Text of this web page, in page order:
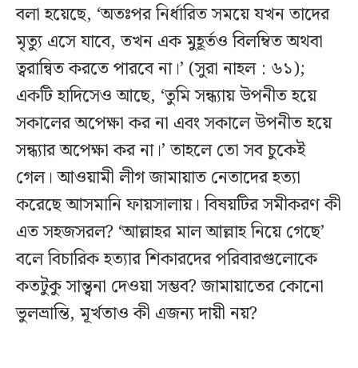
বলা হয়েছে, ‘অতঃপর নির্ধারিত সময়ে যখন তাদের
মৃত্যু এসে যাবে, তখন এক মুহূর্তও বিলম্বিত অথবা
ত্বরান্বিত করতে পারবে না।’ (সুরা নাহল : ৬১);
একটি হাদিসেও আছে, ‘তুমি সন্ধ্যায় উপনীত হয়ে
সকালের অপেক্ষা কর না এবং সকালে উপনীত হয়ে
সন্ধ্যার অপেক্ষা কর না।’ তাহলে তো সব চুকেই
গেল। আওয়ামী লীগ জামায়াত নেতাদের হত্যা
করেছে আসমানি ফায়সালায়। বিষয়টির সমীকরণ কী
এত সহজসরল? ‘আল্লাহর মাল আল্লাহ নিয়ে গেছে’
বলে বিচারিক হত্যার শিকারদের পরিবারগুলোকে
কতটুকু সান্ত্বনা দেওয়া সম্ভব? জামায়াতের কোনো
ভুলভ্রান্তি, মূর্খতাও কী এজন্য দায়ী নয়?